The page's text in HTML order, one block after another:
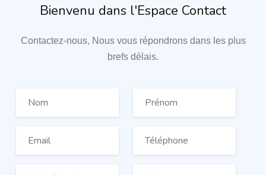
Bienvenu dans l'Espace Contact
Contactez-nous, Nous vous répondrons dans les plus
brefs délais.